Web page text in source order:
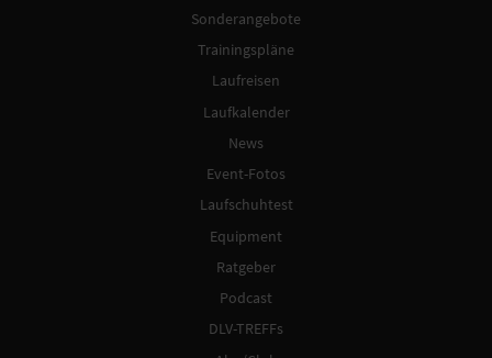
Sonderangebote
Trainingspläne
Laufreisen
Laufkalender
News
Event-Fotos
Laufschuhtest
Equipment
Ratgeber
Podcast
DLV-TREFFs